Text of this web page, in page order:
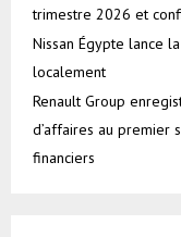
trimestre 2026 et
Nissan Égypte lance
localement
Renault Group
d’affaires au premier
financiers